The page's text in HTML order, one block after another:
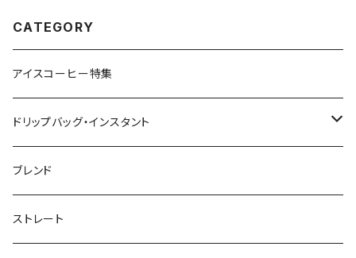
CATEGORY
アイスコーヒー特集
ドリップバッグ・インスタント
インデアントミー ドリップバッグ
ブレンド
ストレート